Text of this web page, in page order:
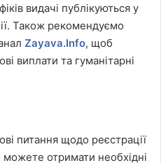
видачі публікуються у
Також рекомендуємо
Zayava.Info, щоб
виплати та гуманітарні
питання щодо реєстрації
отримати необхідні